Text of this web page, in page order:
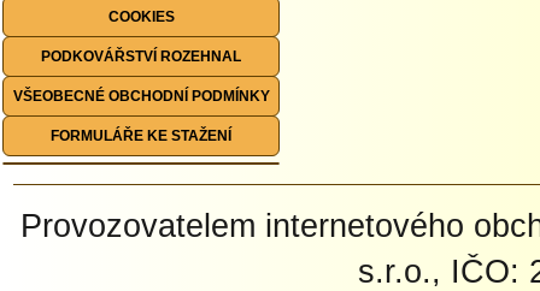
COOKIES
PODKOVÁŘSTVÍ ROZEHNAL
VŠEOBECNÉ OBCHODNÍ PODMÍNKY
FORMULÁŘE KE STAŽENÍ
Provozovatelem internetového
s.r.o., IČO: